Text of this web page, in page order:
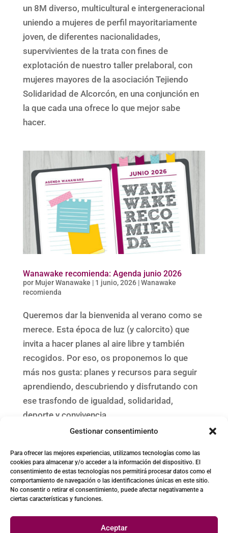
Gestionar consentimiento
Para ofrecer las mejores experiencias, utilizamos tecnologías como las
cookies para almacenar y/o acceder a la información del dispositivo. El
consentimiento de estas tecnologías nos permitirá procesar datos como el
comportamiento de navegación o las identificaciones únicas en este sitio.
No consentir o retirar el consentimiento, puede afectar negativamente a
ciertas características y funciones.
Aceptar
un 8M diverso, multicultural e intergeneracional
uniendo a mujeres de perfil mayoritariamente
joven, de diferentes nacionalidades,
supervivientes de la trata con fines de
explotación de nuestro taller prelaboral, con
mujeres mayores de la asociación Tejiendo
Solidaridad de Alcorcón, en una conjunción en
la que cada una ofrece lo que mejor sabe
hacer.
Wanawake recomienda: Agenda junio 2026
por Mujer Wanawake | 1 junio, 2026|Wanawake
recomienda
Queremos dar la bienvenida al verano como se
merece. Esta época de luz (y calorcito) que
invita a hacer planes al aire libre y también
recogidos. Por eso, os proponemos lo que
más nos gusta: planes y recursos para seguir
aprendiendo, descubriendo y disfrutando con
ese trasfondo de igualdad, solidaridad,
deporte y convivencia.
« Entradas más antiguas